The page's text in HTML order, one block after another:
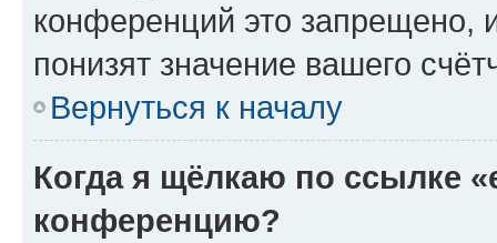
конференций это запрещено,
понизят значение вашего
Вернуться к началу
Когда я щёлкаю по ссылке
конференцию?